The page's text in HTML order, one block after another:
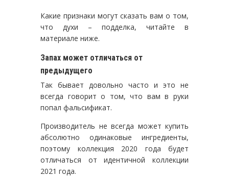
Какие признаки могут сказать вам о том,
что духи – подделка, читайте в
материале ниже.
Запах может отличаться от
предыдущего
Так бывает довольно часто и это не
всегда говорит о том, что вам в руки
попал фальсификат.
Производитель не всегда может купить
абсолютно одинаковые ингредиенты,
поэтому коллекция 2020 года будет
отличаться от идентичной коллекции
2021 года.